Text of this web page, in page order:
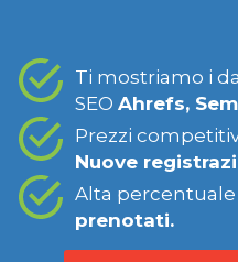
Ti mostriamo i
SEO Ahrefs,
Prezzi
Nuove
Alta
prenotati.